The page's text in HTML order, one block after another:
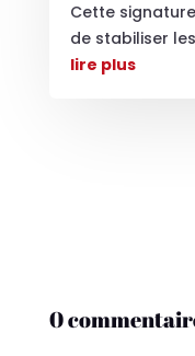
Cette
de stabiliser
lire plus
0